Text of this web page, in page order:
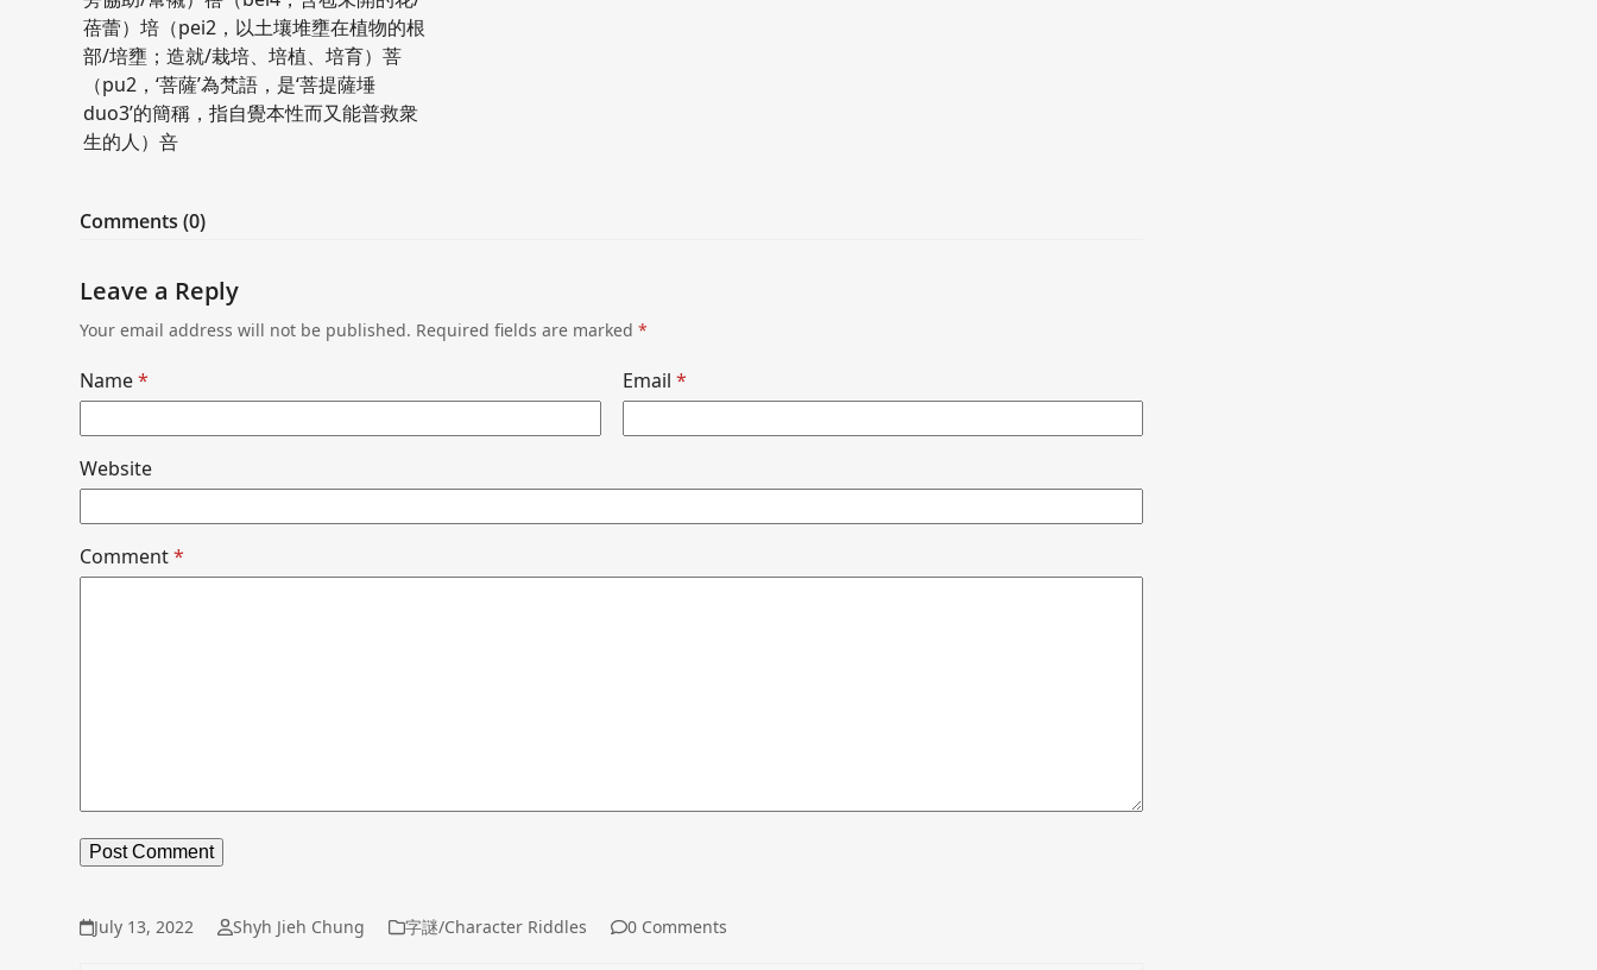
蓓蕾）培（pei2，以土壤堆壅在植物的根
部/培壅；造就/栽培、培植、培育）菩
（pu2，‘菩薩’為梵語，是‘菩提薩埵
duo3’的簡稱，指自覺本性而又能普救衆
生的人）咅
Comments (0)
Leave a Reply
Your email address will not be published. Required fields are marked*
Name* Email *
Website
Comment*
July 13, 2022 Shyh Jieh Chung 字謎/Character Riddles 0 Comments